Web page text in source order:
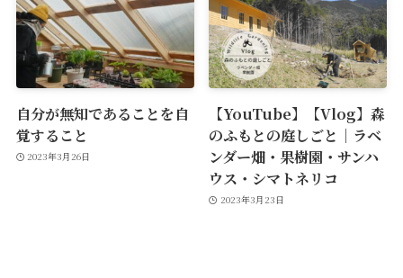
自分が無知であることを自
覚すること
2023年3月26日
【YouTube】【Vlog】森
のふもとの庭しごと｜ラベ
ンダー畑・果樹園・サンハ
ウス・シマトネリコ
2023年3月23日